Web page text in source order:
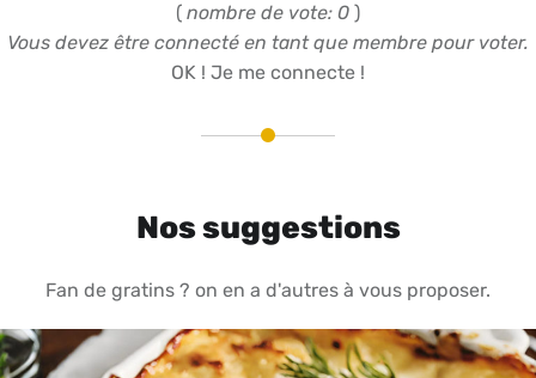
( nombre de vote: 0 )
Vous devez être connecté en tant que membre pour voter.
OK ! Je me connecte !
Nos suggestions
Fan de gratins ? on en a d'autres à vous proposer.